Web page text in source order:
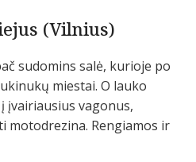
(Vilnius)
sudomins salė, kurioje po
miestai. O lauko
įvairiausius vagonus,
motodrezina. Rengiamos ir